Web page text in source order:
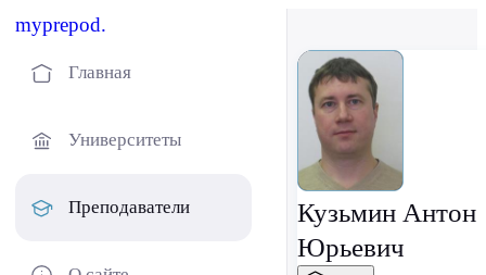
myprepod.
Главная
Университеты
Преподаватели
Кузьмин Антон
Юрьевич